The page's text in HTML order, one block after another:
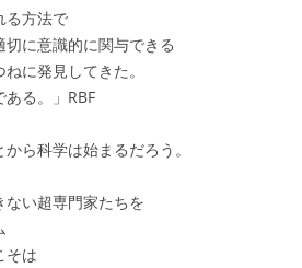
る方法で
に意識的に関与できる
に発見してきた。
ある。」RBF
ら科学は始まるだろう。
ない超専門家たちを
そは